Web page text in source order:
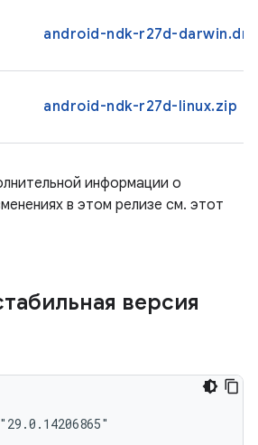
android-ndk-r27d-
android-ndk-r27d-linux.zip
информации о
в этом релизе см. этот
версия